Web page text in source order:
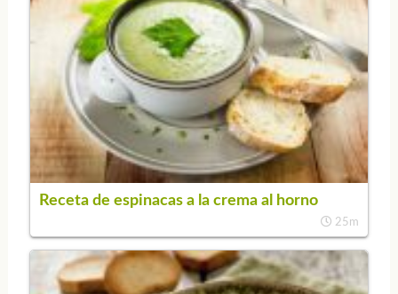
Receta de espinacas a la crema al horno
25m